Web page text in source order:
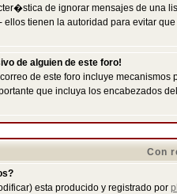
de ignorar mensajes de una
ellos tienen la autoridad para evitar
de alguien de este foro!
de este foro incluye
que incluya los encabezados
Con
esta producido y registrado por